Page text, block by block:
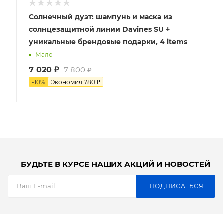
Солнечный дуэт: шампунь и маска из
солнцезащитной линии Davines SU +
уникальные брендовые подарки, 4 items
Мало
7 020 ₽ 7 800 ₽
-10% Экономия 780 ₽
БУДЬТЕ В КУРСЕ НАШИХ АКЦИЙ И НОВОСТЕЙ
ПОДПИСАТЬСЯ